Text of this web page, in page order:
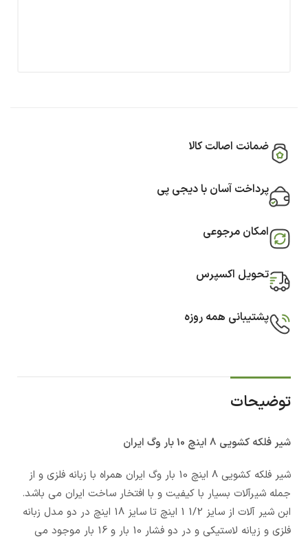
ضمانت اصالت کالا
پرداخت آسان با دیجی پی
امکان مرجوعی
تحویل اکسپرس
پشتیبانی همه روزه
توضیحات
شیر فلکه کشویی 8 اینچ 10 بار وگ ایران
شیر فلکه کشویی 8 اینچ 10 بار وگ ایران همراه با زبانه فلزی و از
جمله شیرآلات بسیار با کیفیت و با افتخار ساخت ایران می باشد.
ابن شیر آلات از سایز 1/2 1 اینچ تا سایز 18 اینچ در دو مدل زبانه
فلزی و زیانه لاستیکی و در دو فشار 10 بار و 16 بار موجود می